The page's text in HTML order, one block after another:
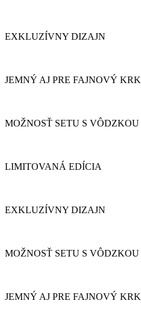
EXKLUZÍVNY DIZAJN
JEMNÝ AJ PRE FAJNOVÝ KRK
MOŽNOSŤ SETU S VÔDZKOU
LIMITOVANÁ EDÍCIA
EXKLUZÍVNY DIZAJN
MOŽNOSŤ SETU S VÔDZKOU
JEMNÝ AJ PRE FAJNOVÝ KRK